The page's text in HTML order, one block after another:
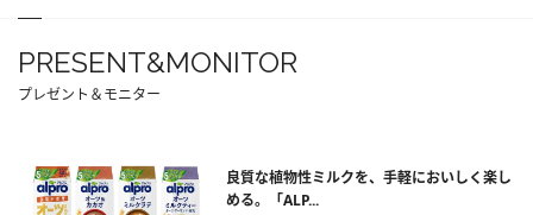
PRESENT&MONITOR
プレゼント＆モニター
良質な植物性ミルクを、手軽においしく楽し
める。「ALP...